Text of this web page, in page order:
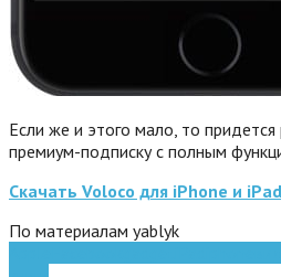
Если же и этого мало, то придется
премиум-подписку с полным
Скачать Voloco для iPhone и
По материалам yablyk